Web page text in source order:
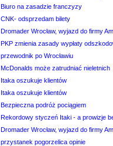
Biuro na zasadzie franczyzy
CNK- odsprzedam bilety
Dromader Wrocław, wyjazd do firmy
PKP zmienia zasady wypłaty
przewodnik po Wrocławiu
McDonalds może zatrudniać nieletnich
Itaka oszukuje klientów
Itaka oszukuje klientów
Bezpieczna podróż pociągiem
Rekordowy styczeń Itaki - a prowizje
Dromader Wrocław, wyjazd do firmy
przystanek pogorzelica opinie